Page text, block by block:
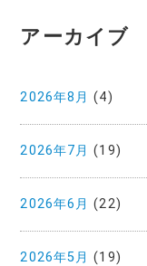
アーカイブ
2026年8月 (4)
2026年7月 (19)
2026年6月 (22)
2026年5月 (19)